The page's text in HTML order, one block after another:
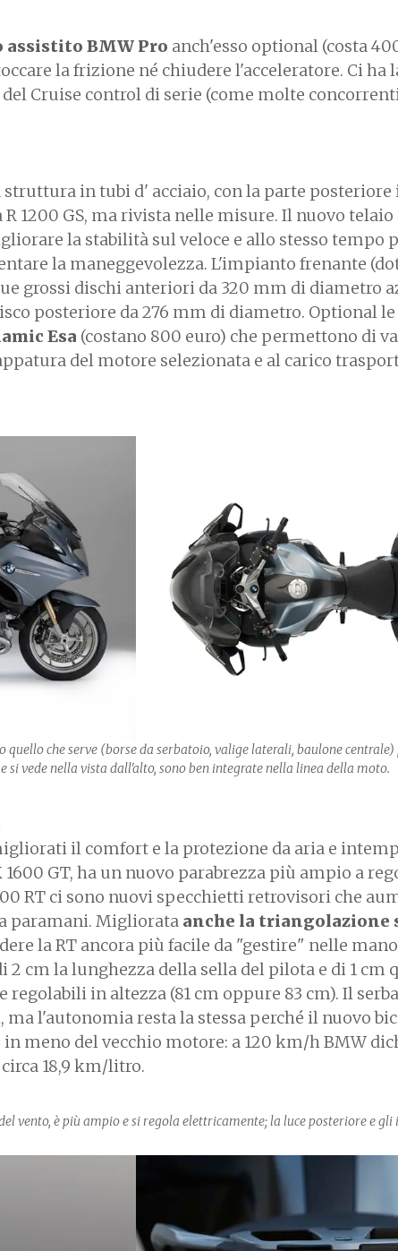
assistito BMW Pro anch'esso optional (costa
la frizione né chiudere l'acceleratore. Ci ha
Cruise control di serie (come molte
in tubi d' acciaio, con la parte
1200 GS, ma rivista nelle misure. Il nuovo
la stabilità sul veloce e allo stesso tempo
la maneggevolezza. L'impianto frenante
grossi dischi anteriori da 320 mm di diametro
posteriore da 276 mm di diametro. Optional le
Esa (costano 800 euro) che permettono di
del motore selezionata e al carico
quello che serve (borse da serbatoio, valige laterali, baulone
si vede nella vista dall'alto, sono ben integrate nella linea della moto.
il comfort e la protezione da aria e
GT, ha un nuovo parabrezza più ampio a
RT ci sono nuovi specchietti retrovisori che
paramani. Migliorata anche la triangolazione
la RT ancora più facile da "gestire" nelle
2 cm la lunghezza della sella del pilota e di 1 cm
regolabili in altezza (81 cm oppure 83 cm). Il
l'autonomia resta la stessa perché il nuovo
meno del vecchio motore: a 120 km/h BMW
18,9 km/litro.
vento, è più ampio e si regola elettricamente; la luce posteriore e